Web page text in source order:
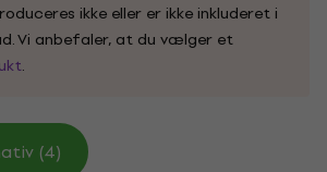
ikke eller er ikke inkluderet i
Vi anbefaler, at du vælger et
.
(4)